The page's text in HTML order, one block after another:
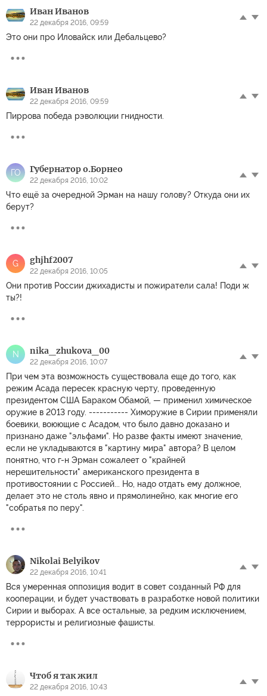
Иван Иванов
22 декабря 2016, 09:59
Это они про Иловайск или Дебальцево?
Иван Иванов
22 декабря 2016, 09:59
Пиррова победа рэволюции гнидности.
ГО Губернатор о.Борнео
22 декабря 2016, 10:02
Что ещё за очередной Эрман на нашу голову? Откуда они их
берут?
G ghjhf2007
22 декабря 2016, 10:05
Они против России джихадисты и пожиратели сала! Поди ж
ты?!
N nika_zhukova_00
22 декабря 2016, 10:07
При чем эта возможность существовала еще до того, как
режим Асада пересек красную черту, проведенную
президентом США Бараком Обамой, — применил химическое
оружие в 2013 году. ----------- Химоружие в Сирии применяли
боевики, воюющие с Асадом, что было давно доказано и
признано даже "эльфами". Но разве факты имеют значение,
если не укладываются в "картину мира" автора? В целом
понятно, что г-н Эрман сожалеет о "крайней
нерешительности" американского президента в
противостоянии с Россией... Но, надо отдать ему должное,
делает это не столь явно и прямолинейно, как многие его
"собратья по перу".
Nikolai Belyikov
22 декабря 2016, 10:41
Вся умеренная оппозиция водит в совет созданный РФ для
кооперации, и будет участвовать в разработке новой политики
Сирии и выборах. А все остальные, за редким исключением,
террористы и религиозные фашисты.
Чтоб я так жил
22 декабря 2016, 10:43